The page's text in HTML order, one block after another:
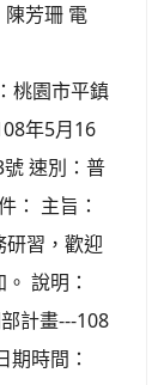
芳珊 電
桃園市平鎮
年5月16
速別：普
： 主旨：
習，歡迎
說明：
計畫---108
時間：